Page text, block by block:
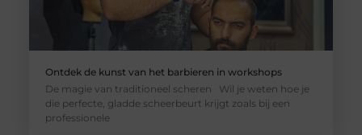
Ontdek de kunst van het barbieren in workshops
De magie van traditioneel scheren Wil je weten hoe je
die perfecte, gladde scheerbeurt krijgt zoals bij een
professionele